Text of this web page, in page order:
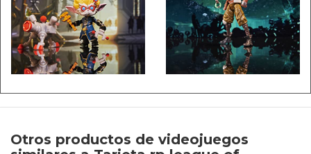
Otros productos de videojuegos